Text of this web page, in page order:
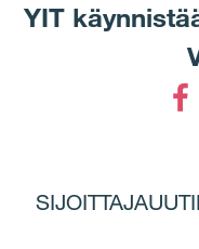
YIT